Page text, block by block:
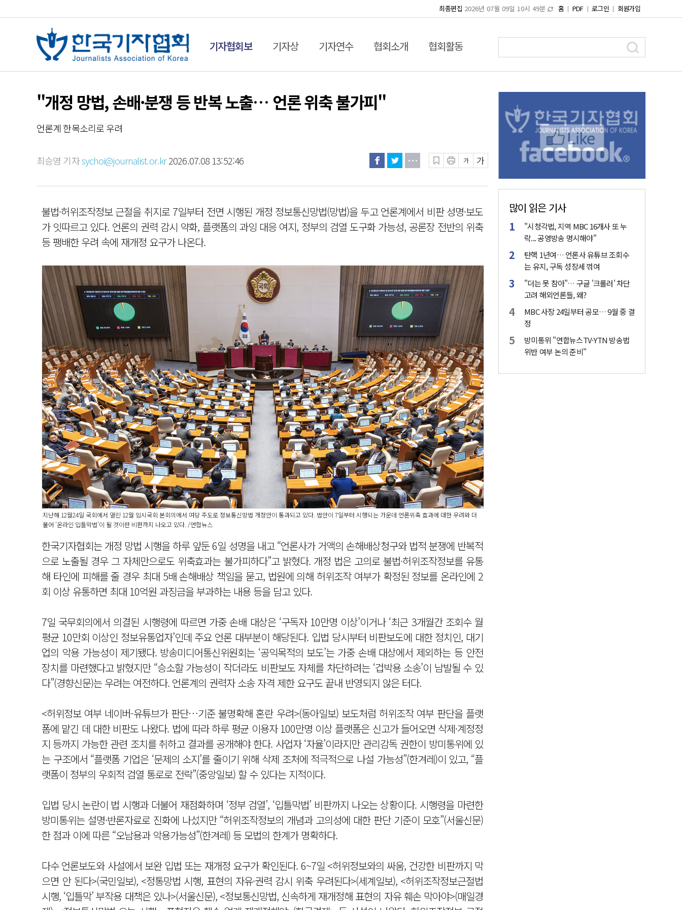
홈 PDF 로그인 회원가입
최종편집 2026년 07월 09일 10시 49분
기자협회보 기자상 기자연수 협회소개 협회활동
"개정 망법, 손배·분쟁 등 반복 노출… 언론 위축 불가피"
언론계 한목소리로 우려
최승영 기자sychoi@journalist.or.kr2026.07.08 13:52:46 가 가
불법·허위조작정보 근절을 취지로 7일부터 전면 시행된 개정 정보통신망법(망법)을 두고 언론계에서 비판 성명·보도
가 잇따르고 있다. 언론의 권력 감시 약화, 플랫폼의 과잉 대응 여지, 정부의 검열 도구화 가능성, 공론장 전반의 위축
등 팽배한 우려 속에 재개정 요구가 나온다.
지난해 12월24일 국회에서 열린 12월 임시국회 본회의에서 여당 주도로 정보통신망법 개정안이 통과되고 있다. 법안이 7일부터 시행되는 가운데 언론위축 효과에 대한 우려와 더
불어 '온라인 입틀막법'이 될 것이란 비판까지 나오고 있다. /연합뉴스
한국기자협회는 개정 망법 시행을 하루 앞둔 6일 성명을 내고 “언론사가 거액의 손해배상청구와 법적 분쟁에 반복적
으로 노출될 경우 그 자체만으로도 위축효과는 불가피하다”고 밝혔다. 개정 법은 고의로 불법·허위조작정보를 유통
해 타인에 피해를 줄 경우 최대 5배 손해배상 책임을 묻고, 법원에 의해 허위조작 여부가 확정된 정보를 온라인에 2
회 이상 유통하면 최대 10억원 과징금을 부과하는 내용 등을 담고 있다.
7일 국무회의에서 의결된 시행령에 따르면 가중 손배 대상은 ‘구독자 10만명 이상’이거나 ‘최근 3개월간 조회수 월
평균 10만회 이상인 정보유통업자’인데 주요 언론 대부분이 해당된다. 입법 당시부터 비판보도에 대한 정치인, 대기
업의 악용 가능성이 제기됐다. 방송미디어통신위원회는 ‘공익목적의 보도’는 가중 손배 대상에서 제외하는 등 안전
장치를 마련했다고 밝혔지만 “승소할 가능성이 작더라도 비판보도 자체를 차단하려는 ‘겁박용 소송’이 남발될 수 있
다”(경향신문)는 우려는 여전하다. 언론계의 권력자 소송 자격 제한 요구도 끝내 반영되지 않은 터다.
<허위정보 여부 네이버-유튜브가 판단…기준 불명확해 혼란 우려>(동아일보) 보도처럼 허위조작 여부 판단을 플랫
폼에 맡긴 데 대한 비판도 나왔다. 법에 따라 하루 평균 이용자 100만명 이상 플랫폼은 신고가 들어오면 삭제·계정정
지 등까지 가능한 관련 조치를 취하고 결과를 공개해야 한다. 사업자 ‘자율’이라지만 관리감독 권한이 방미통위에 있
는 구조에서 “플랫폼 기업은 ‘문제의 소지’를 줄이기 위해 삭제 조처에 적극적으로 나설 가능성”(한겨레)이 있고, “플
랫폼이 정부의 우회적 검열 통로로 전락”(중앙일보) 할 수 있다는 지적이다.
입법 당시 논란이 법 시행과 더불어 재점화하며 ‘정부 검열’, ‘입틀막법’ 비판까지 나오는 상황이다. 시행령을 마련한
방미통위는 설명·반론자료로 진화에 나섰지만 “허위조작정보의 개념과 고의성에 대한 판단 기준이 모호”(서울신문)
한 점과 이에 따른 “오남용과 악용가능성”(한겨레) 등 모법의 한계가 명확하다.
다수 언론보도와 사설에서 보완 입법 또는 재개정 요구가 확인된다. 6~7일 <허위정보와의 싸움, 건강한 비판까지 막
으면 안 된다>(국민일보), <정통망법 시행, 표현의 자유·권력 감시 위축 우려된다>(세계일보), <허위조작정보근절법
시행, ‘입틀막’ 부작용 대책은 있나>(서울신문), <정보통신망법, 신속하게 재개정해 표현의 자유 훼손 막아야>(매일경
많이 읽은 기사
"시청각법, 지역 MBC 16개사 또 누
락... 공영방송 명시해야"
탄핵 1년여… 언론사 유튜브 조회수
는 유지, 구독 성장세 꺾여
"더는 못 참아"… 구글 '크롤러' 차단
고려 해외언론들, 왜?
MBC 사장 24일부터 공모… 9월 중 결
정
방미통위 "연합뉴스TV·YTN 방송법
위반 여부 논의 준비"